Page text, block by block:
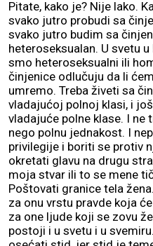
Pitate, kako je? Nije lako.
svako jutro probudi sa
svako jutro budim sa
heteroseksualan. U svetu
smo heteroseksualni ili
činjenice odlučuju da li
umremo. Treba živeti sa
vladajućoj polnoj klasi, i
vladajuće polne klase. I ne
nego polnu jednakost. I
privilegije i boriti se protiv
okretati glavu na drugu
moja stvar ili to se mene
Poštovati granice tela
za onu vrstu pravde koja
za one ljude koji se zovu
postoji i u svetu i u